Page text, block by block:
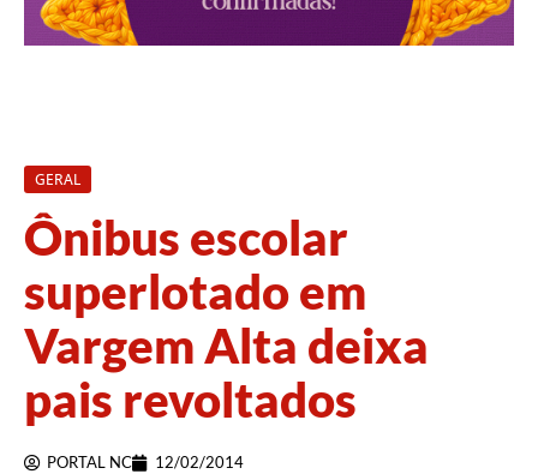
GERAL
Ônibus escolar
superlotado em
Vargem Alta deixa
pais revoltados
PORTAL NC 12/02/2014